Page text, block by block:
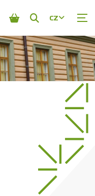
Zobrazit
vyhledávání
CZ